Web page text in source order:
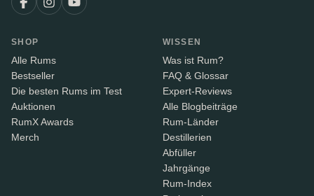
SHOP
Alle Rums
Bestseller
Die besten Rums im Test
Auktionen
RumX Awards
Merch
WISSEN
Was ist Rum?
FAQ & Glossar
Expert-Reviews
Alle Blogbeiträge
Rum-Länder
Destillerien
Abfüller
Jahrgänge
Rum-Index